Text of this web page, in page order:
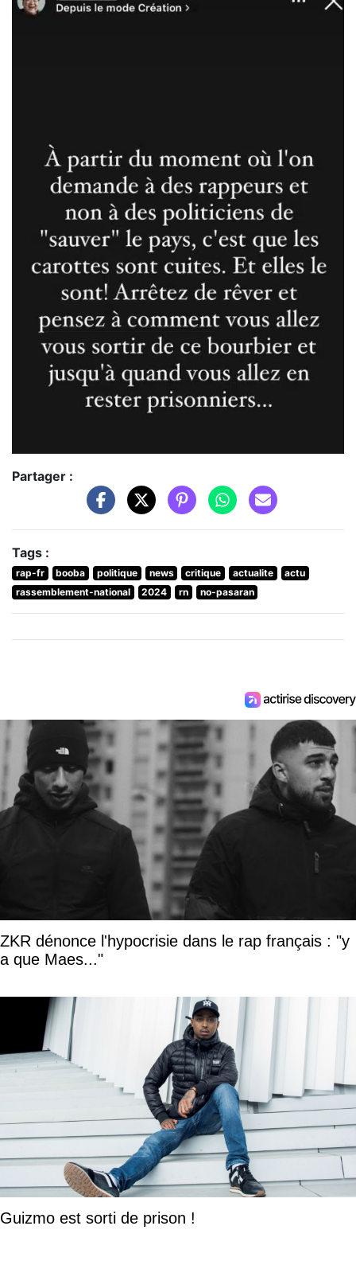
Partager :
Tags :
rap-fr booba politique news critique actualite
actu
rassemblement-national
2024 rn no-pasaran
ZKR dénonce l'hypocrisie dans le rap français : "y
a que Maes..."
Guizmo est sorti de prison !